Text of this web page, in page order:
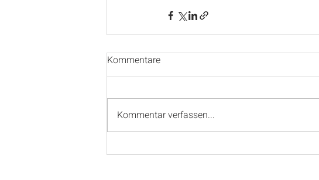
Kommentare
Kommentar verfassen...